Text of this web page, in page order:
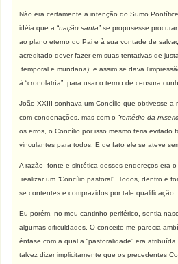
Não era certamente a intenção do Sumo
idéia que a “nação santa” se propusesse
ao plano eterno do Pai e à sua vontade de
acreditado dever fazer em suas tentativas de
temporal e mundana); e assim se dava
à “cronolatrìa”, para usar o termo de censura
João XXIII sonhava um Concílio que obtivesse a
com condenações, mas com o “remédio da
os erros, o Concílio por isso mesmo teria evitado
vinculantes para todos. E de fato ele se ateve
A razão- fonte e sintética desses endereços era
realizar um “Concílio pastoral”. Todos, dentro e
se contentes e comprazidos por tale qualificação.
Eu porém, no meu cantinho periférico, sentia
algumas dificuldades. O conceito me parecia
ênfase com a qual a “pastoralidade” era
talvez dizer implicitamente que os precedentes